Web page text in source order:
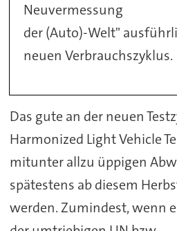
Neuvermessung
der (Auto)-Welt"
neuen Verbrauchszyklus.
Das gute an der neuen
Harmonized Light Vehicle
mitunter allzu üppigen
spätestens ab diesem
werden. Zumindest, wenn